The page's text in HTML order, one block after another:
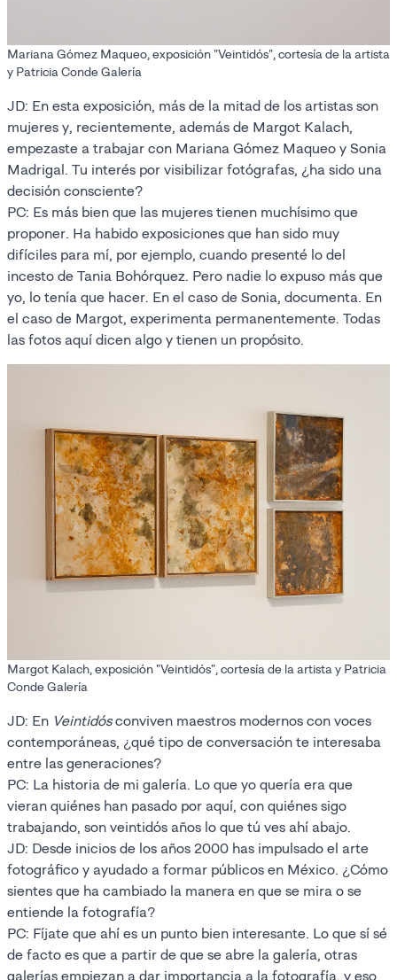
Mariana Gómez Maqueo, exposición "Veintidós", cortesía de la artista
y Patricia Conde Galería
JD: En esta exposición, más de la mitad de los artistas son
mujeres y, recientemente, además de Margot Kalach,
empezaste a trabajar con Mariana Gómez Maqueo y Sonia
Madrigal. Tu interés por visibilizar fotógrafas, ¿ha sido una
decisión consciente?
PC: Es más bien que las mujeres tienen muchísimo que
proponer. Ha habido exposiciones que han sido muy
difíciles para mí, por ejemplo, cuando presenté lo del
incesto de Tania Bohórquez. Pero nadie lo expuso más que
yo, lo tenía que hacer. En el caso de Sonia, documenta. En
el caso de Margot, experimenta permanentemente. Todas
las fotos aquí dicen algo y tienen un propósito.
Margot Kalach, exposición "Veintidós", cortesía de la artista y Patricia
Conde Galería
JD: En Veintidósconviven maestros modernos con voces
contemporáneas, ¿qué tipo de conversación te interesaba
entre las generaciones?
PC: La historia de mi galería. Lo que yo quería era que
vieran quiénes han pasado por aquí, con quiénes sigo
trabajando, son veintidós años lo que tú ves ahí abajo.
JD: Desde inicios de los años 2000 has impulsado el arte
fotográfico y ayudado a formar públicos en México. ¿Cómo
sientes que ha cambiado la manera en que se mira o se
entiende la fotografía?
PC: Fíjate que ahí es un punto bien interesante. Lo que sí sé
de facto es que a partir de que se abre la galería, otras
galerías empiezan a dar importancia a la fotografía, y eso